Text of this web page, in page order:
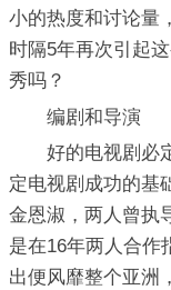
小的热度和讨论量
时隔5年再次引起
秀吗？
编剧和导演
好的电视剧必
定电视剧成功的基
金恩淑，两人曾执
是在16年两人合作
出便风靡整个亚洲